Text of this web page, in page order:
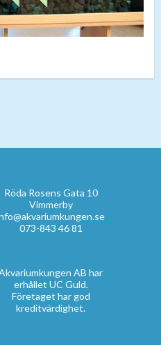
Röda Rosens Gata 10
Vimmerby
073-843 46 81
AB har
erhållet UC Guld.
Företaget har god
kreditvärdighet.